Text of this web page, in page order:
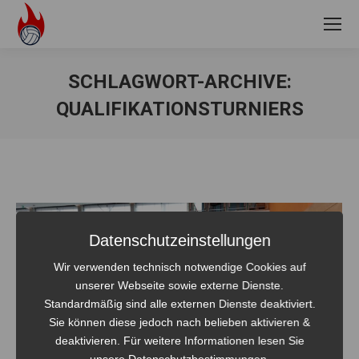
SCHLAGWORT-ARCHIVE:
QUALIFIKATIONSTURNIERS
Datenschutzeinstellungen
Wir verwenden technisch notwendige Cookies auf
unserer Webseite sowie externe Dienste.
Standardmäßig sind alle externen Dienste deaktiviert.
Sie können diese jedoch nach belieben aktivieren &
deaktivieren. Für weitere Informationen lesen Sie